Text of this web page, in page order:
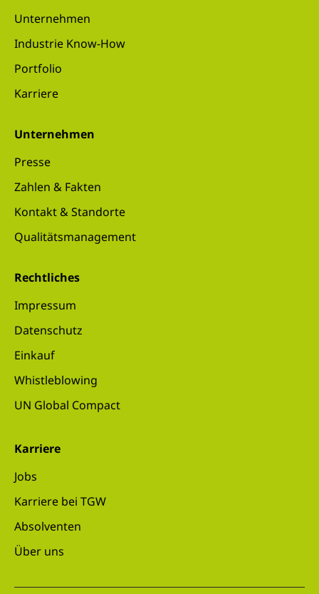
Unternehmen
Industrie Know-How
Portfolio
Karriere
Unternehmen
Presse
Zahlen & Fakten
Kontakt & Standorte
Qualitätsmanagement
Rechtliches
Impressum
Datenschutz
Einkauf
Whistleblowing
UN Global Compact
Karriere
Jobs
Karriere bei TGW
Absolventen
Über uns